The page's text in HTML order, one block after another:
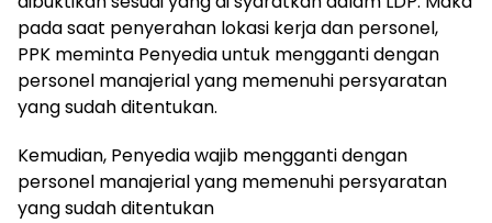
pada saat penyerahan lokasi kerja dan personel,
PPK meminta Penyedia untuk mengganti dengan
personel manajerial yang memenuhi persyaratan
yang sudah ditentukan.
Kemudian, Penyedia wajib mengganti dengan
personel manajerial yang memenuhi persyaratan
yang sudah ditentukan